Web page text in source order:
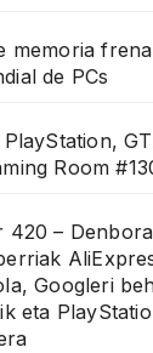
memoria
de PCs
PlayStation,
Room
420 –
Googleri
eta